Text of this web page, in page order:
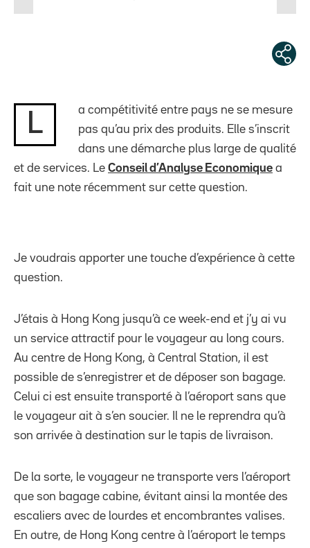
L
a compétitivité entre pays ne se mesure
pas qu’au prix des produits. Elle s’inscrit
dans une démarche plus large de qualité
et de services. Le Conseil d’Analyse Economique a
fait une note récemment sur cette question.
Je voudrais apporter une touche d’expérience à cette
question.
J’étais à Hong Kong jusqu’à ce week-end et j’y ai vu
un service attractif pour le voyageur au long cours.
Au centre de Hong Kong, à Central Station, il est
possible de s’enregistrer et de déposer son bagage.
Celui ci est ensuite transporté à l’aéroport sans que
le voyageur ait à s’en soucier. Il ne le reprendra qu’à
son arrivée à destination sur le tapis de livraison.
De la sorte, le voyageur ne transporte vers l’aéroport
que son bagage cabine, évitant ainsi la montée des
escaliers avec de lourdes et encombrantes valises.
En outre, de Hong Kong centre à l’aéroport le temps